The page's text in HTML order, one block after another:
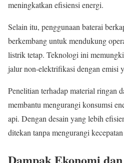
meningkatkan efisiensi energi.
Selain itu, penggunaan baterai
berkembang untuk mendukung
listrik tetap. Teknologi ini
jalur non-elektrifikasi dengan emisi
Penelitian terhadap material ringan
membantu mengurangi konsumsi
api. Dengan desain yang lebih
ditekan tanpa mengurangi